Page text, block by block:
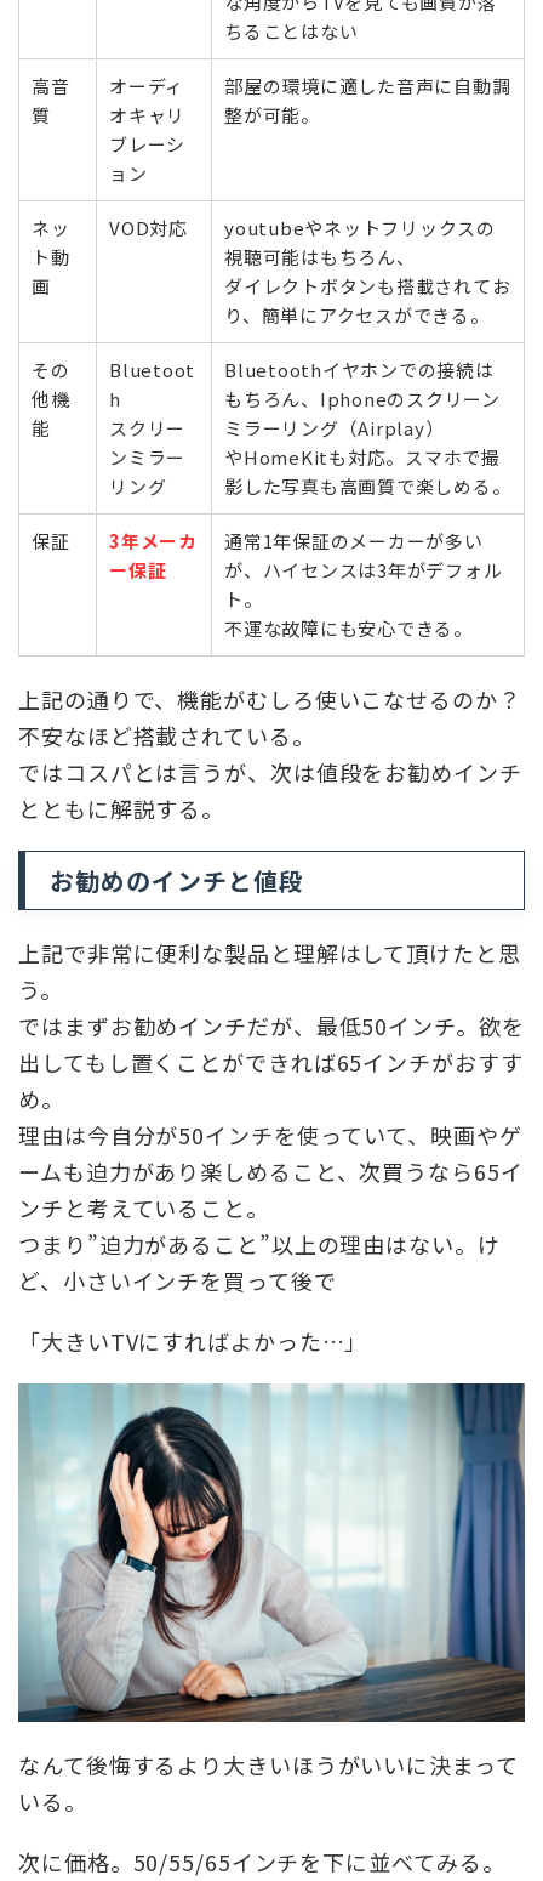
ちることはない
高音
質
オーディ
オキャリ
ブレーシ
ョン
部屋の環境に適した音声に自動調
整が可能。
ネッ
ト動
画
VOD対応
youtubeやネットフリックスの
視聴可能はもちろん、
ダイレクトボタンも搭載されてお
り、簡単にアクセスができる。
その
他機
能
Bluetoot
h
スクリー
ンミラー
リング
Bluetoothイヤホンでの接続は
もちろん、Iphoneのスクリーン
ミラーリング（Airplay）
やHomeKitも対応。スマホで撮
影した写真も高画質で楽しめる。
保証
3年メーカ
ー保証
通常1年保証のメーカーが多い
が、ハイセンスは3年がデフォル
ト。
不運な故障にも安心できる。
上記の通りで、機能がむしろ使いこなせるのか？
不安なほど搭載されている。
ではコスパとは言うが、次は値段をお勧めインチ
とともに解説する。
お勧めのインチと値段
上記で非常に便利な製品と理解はして頂けたと思
う。
ではまずお勧めインチだが、最低50インチ。欲を
出してもし置くことができれば65インチがおすす
め。
理由は今自分が50インチを使っていて、映画やゲ
ームも迫力があり楽しめること、次買うなら65イ
ンチと考えていること。
つまり”迫力があること”以上の理由はない。け
ど、小さいインチを買って後で
「大きいTVにすればよかった…」
なんて後悔するより大きいほうがいいに決まって
いる。
次に価格。50/55/65インチを下に並べてみる。